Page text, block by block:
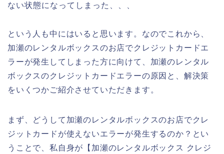
ない状態になってしまった、、、
という人も中にはいると思います。なのでこれから、
加瀬のレンタルボックスのお店でクレジットカードエ
ラーが発生してしまった方に向けて、加瀬のレンタル
ボックスのクレジットカードエラーの原因と、解決策
をいくつかご紹介させていただきます。
まず、どうして加瀬のレンタルボックスのお店でクレ
ジットカードが使えないエラーが発生するのか？とい
うことで、私自身が【加瀬のレンタルボックス クレジ